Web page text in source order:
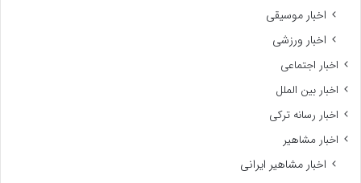
اخبار موسیقی
اخبار ورزشی
اخبار اجتماعی
اخبار بین الملل
اخبار رسانه ترکی
اخبار مشاهیر
اخبار مشاهیر ایرانی